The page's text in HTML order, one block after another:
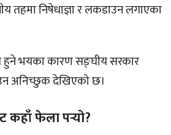
तहमा निषेधाज्ञा र लकडाउन लगाएका
हुने भयका कारण सङ्घीय सरकार
अनिच्छुक देखिएको छ।
कहाँ फेला पर्‍यो?